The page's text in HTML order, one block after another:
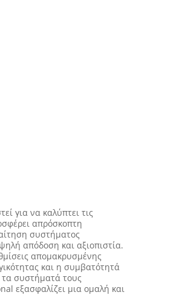
για να καλύπτει τις
απρόσκοπτη
συστήματος
απόδοση και αξιοπιστία.
απομακρυσμένης
και η συμβατότητά
τα συστήματά τους
εξασφαλίζει μια ομαλή και